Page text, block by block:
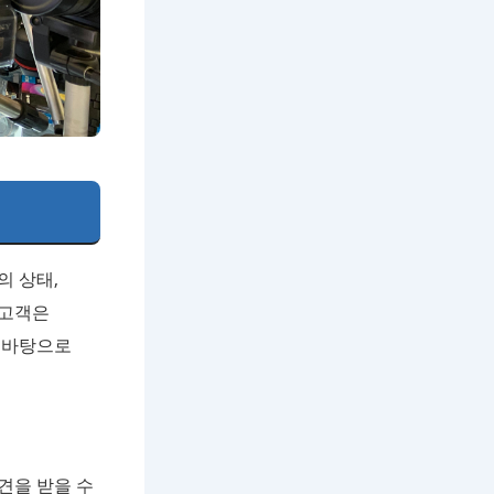
상태,
객은
탕으로
을 받을 수